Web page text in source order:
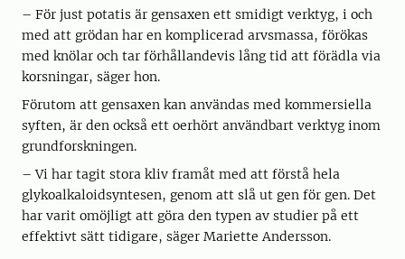
– För just potatis är gensaxen ett smidigt verktyg, i och
med att grödan har en komplicerad arvsmassa, förökas
med knölar och tar förhållandevis lång tid att förädla via
korsningar, säger hon.
Förutom att gensaxen kan användas med kommersiella
syften, är den också ett oerhört användbart verktyg inom
grundforskningen.
– Vi har tagit stora kliv framåt med att förstå hela
glykoalkaloidsyntesen, genom att slå ut gen för gen. Det
har varit omöjligt att göra den typen av studier på ett
effektivt sätt tidigare, säger Mariette Andersson.